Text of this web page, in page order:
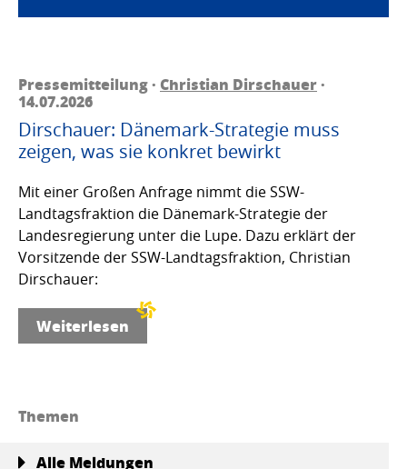
Pressemitteilung · Christian Dirschauer·
14.07.2026
Dirschauer: Dänemark-Strategie muss
zeigen, was sie konkret bewirkt
Mit einer Großen Anfrage nimmt die SSW-
Landtagsfraktion die Dänemark-Strategie der
Landesregierung unter die Lupe. Dazu erklärt der
Vorsitzende der SSW-Landtagsfraktion, Christian
Dirschauer:
Weiterlesen
Themen
Alle Meldungen